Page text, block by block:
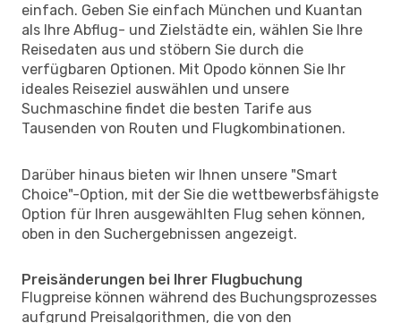
einfach. Geben Sie einfach München und Kuantan
als Ihre Abflug- und Zielstädte ein, wählen Sie Ihre
Reisedaten aus und stöbern Sie durch die
verfügbaren Optionen. Mit Opodo können Sie Ihr
ideales Reiseziel auswählen und unsere
Suchmaschine findet die besten Tarife aus
Tausenden von Routen und Flugkombinationen.
Darüber hinaus bieten wir Ihnen unsere "Smart
Choice"-Option, mit der Sie die wettbewerbsfähigste
Option für Ihren ausgewählten Flug sehen können,
oben in den Suchergebnissen angezeigt.
Preisänderungen bei Ihrer Flugbuchung
Flugpreise können während des Buchungsprozesses
aufgrund Preisalgorithmen, die von den